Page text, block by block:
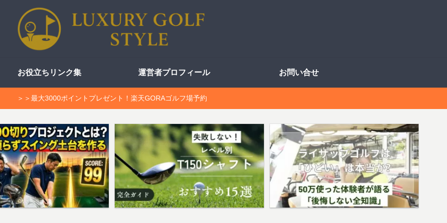
お役立ちリンク集 運営者プロフィール お問い合せ
＞＞最大3000ポイントプレゼント！楽天GORAゴルフ場予約